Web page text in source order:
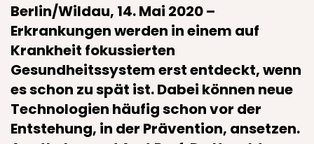
Berlin/Wildau, 14. Mai 2020–
Erkrankungen werden in einem auf
Krankheit fokussierten
Gesundheitssystem erst entdeckt, wenn
es schon zu spät ist. Dabei können neue
Technologien häufig schon vor der
Entstehung, in der Prävention, ansetzen.